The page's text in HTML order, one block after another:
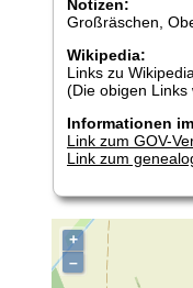
Notizen:
Großräschen,
Wikipedia:
Links zu
(Die obigen
Informationen
Link zum GOV-
Link zum
+
–